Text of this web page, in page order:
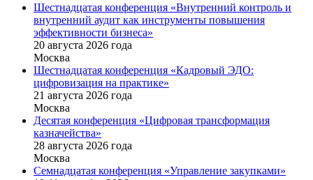
Шестнадцатая конференция «Внутренний контроль и
внутренний аудит как инструменты повышения
эффективности бизнеса»
20 августа 2026 года
Москва
Шестнадцатая конференция «Кадровый ЭДО:
цифровизация на практике»
21 августа 2026 года
Москва
Десятая конференция «Цифровая трансформация
казначейства»
28 августа 2026 года
Москва
Семнадцатая конференция «Управление закупками»